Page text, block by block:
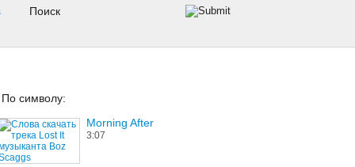
По символу:
Morning After
3:07